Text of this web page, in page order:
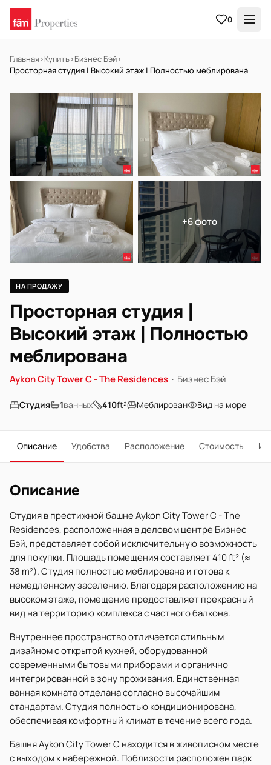
0
Главная›Купить›Бизнес Бэй›
Просторная студия | Высокий этаж | Полностью меблирована
НА ПРОДАЖУ Готов к заселению
+6 фото
НА ПРОДАЖУ
Просторная студия |
Высокий этаж | Полностью
меблирована
Aykon City Tower C - The Residences · Бизнес Бэй
Студия 1ванных 410ft² Меблирован Вид на море
Описание Удобства Расположение Стоимость
Описание
Студия в престижной башне Aykon City Tower C - The
Residences, расположенная в деловом центре Бизнес
Бэй, представляет собой исключительную возможность
для покупки. Площадь помещения составляет 410 ft² (≈
38 m²). Студия полностью меблирована и готова к
немедленному заселению. Благодаря расположению на
высоком этаже, помещение предоставляет прекрасный
вид на территорию комплекса с частного балкона.
Внутреннее пространство отличается стильным
дизайном с открытой кухней, оборудованной
современными бытовыми приборами и органично
интегрированной в зону проживания. Единственная
ванная комната отделана согласно высочайшим
стандартам. Студия полностью кондиционирована,
обеспечивая комфортный климат в течение всего года.
Башня Aykon City Tower C находится в живописном месте
с выходом к набережной. Поблизости расположен парк